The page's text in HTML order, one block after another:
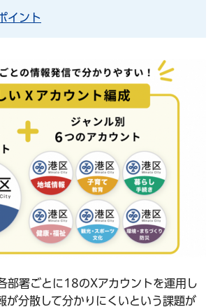
イント
部署ごとに18のXアカウントを運用し
が分散して分かりにくいという課題が